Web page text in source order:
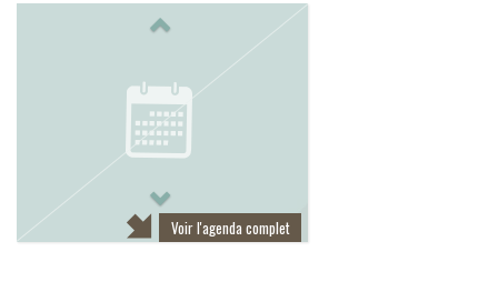
Voir l'agenda complet